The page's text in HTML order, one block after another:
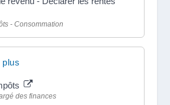
- Consommation
plus
des finances